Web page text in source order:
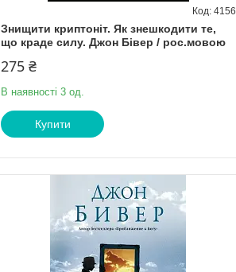
Знищити криптоніт. Як знешкодити те,
що краде силу. Джон Бівер / рос.мовою
4156
275 ₴
В наявності 3 од.
Купити